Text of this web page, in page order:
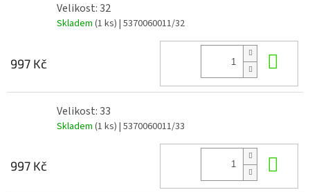
Velikost: 32
Skladem (1 ks) | 5370060011/32
997 Kč
Velikost: 33
Skladem (1 ks) | 5370060011/33
997 Kč